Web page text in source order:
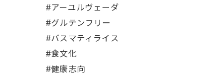
#アーユルヴェーダ
#グルテンフリー
#バスマティライス
#食文化
#健康志向